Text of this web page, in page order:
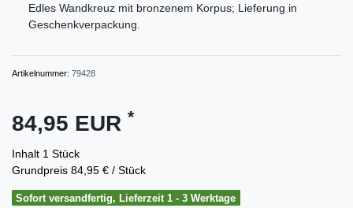
Edles Wandkreuz mit bronzenem Korpus; Lieferung in
Geschenkverpackung.
Artikelnummer: 79428
84,95 EUR *
Inhalt 1 Stück
Grundpreis 84,95 € / Stück
Sofort versandfertig, Lieferzeit 1 - 3 Werktage